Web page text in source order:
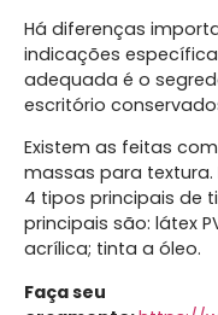
Há diferenças
indicações
adequada é o
escritório
Existem as feitas
massas para textura.
4 tipos principais de
principais são: látex
acrílica; tinta a óleo.
Faça seu